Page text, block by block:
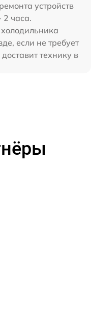
устройств
2 часа.
если не требует
технику в